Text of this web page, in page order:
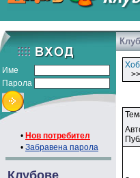
Име
Парола
• Нов потребител
• Забравена парола
Клубове
>>